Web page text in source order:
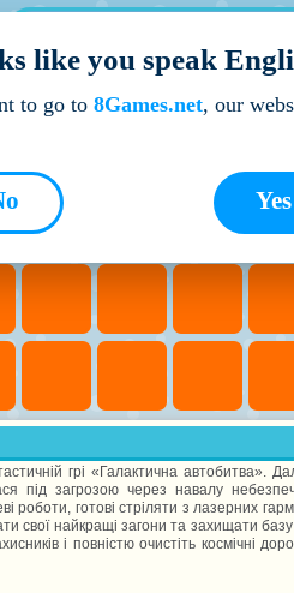
Кращі ігри
грі «Галактична автобитва».
під загрозою через навалу
роботи, готові стріляти з лазерних
свої найкращі загони та захищати базу
і повністю очистіть космічні
like you speak
to go to 8Games.net, our
Yes